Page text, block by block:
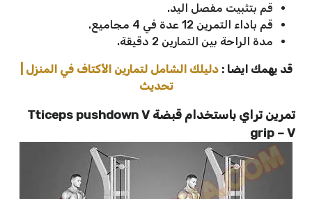
قم بتثبيت مفصل اليد.
قم باداء التمرين 12 عدة في 4 مجاميع.
مدة الراحة بين التمارين 2 دقيقة.
قد يهمك ايضا :دليلك الشامل لتمارين الأكتاف في المنزل |
تحديث
تمرين تراي باستخدام قبضة Tticeps pushdown V
grip – V